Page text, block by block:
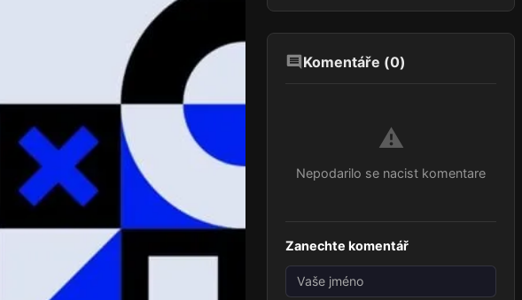
Komentáře (0)
⚠️
Nepodarilo se nacist komentare
Zanechte komentář